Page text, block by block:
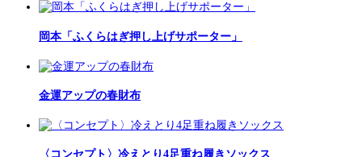
岡本「ふくらはぎ押し上げサポーター」
金運アップの春財布
〈コンセプト〉冷えとり4足重ね履きソックス